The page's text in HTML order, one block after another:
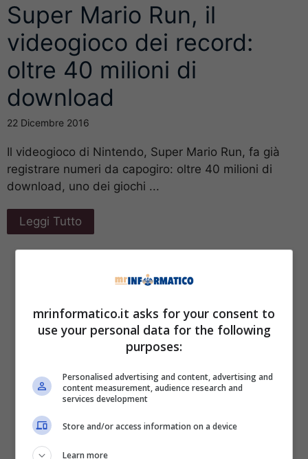
Super Mario Run, il
videogioco dei record:
oltre 40 milioni di
download
22 Dicembre 2016
Il videogioco di Nintendo, Super Mario Run, fa già
registrare numeri da capogiro: oltre 40 milioni di
download, uno dei giochi ...
Leggi Tutto
mrinformatico.it asks for your consent to
use your personal data for the following
purposes:
Personalised advertising and content, advertising and
content measurement, audience research and
services development
Store and/or access information on a device
Learn more